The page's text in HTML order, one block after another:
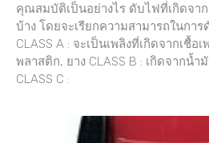
คุณสมบัติเป็นอย่างไร ดับไฟที่เกิดจาก
บ้าง โดยจะเรียกความสามารถในการ
CLASS A : จะเป็นเพลิงที่เกิดจากเชื้อ
พลาสติก, ยาง CLASS B : เกิดจากน้ำ
CLASS C :